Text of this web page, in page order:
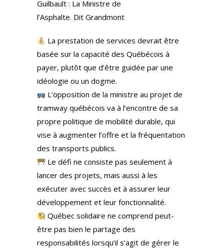
m
Guilbault : La Ministre de
l’Asphalte. Dit Grandmont
La prestation de services devrait être
basée sur la capacité des Québécois à
payer, plutôt que d’être guidée par une
idéologie ou un dogme.
L’opposition de la ministre au projet de
tramway québécois va à l’encontre de sa
propre politique de mobilité durable, qui
vise à augmenter l’offre et la fréquentation
des transports publics.
Le défi ne consiste pas seulement à
lancer des projets, mais aussi à les
exécuter avec succès et à assurer leur
développement et leur fonctionnalité.
Québec solidaire ne comprend peut-
être pas bien le partage des
responsabilités lorsqu’il s’agit de gérer le